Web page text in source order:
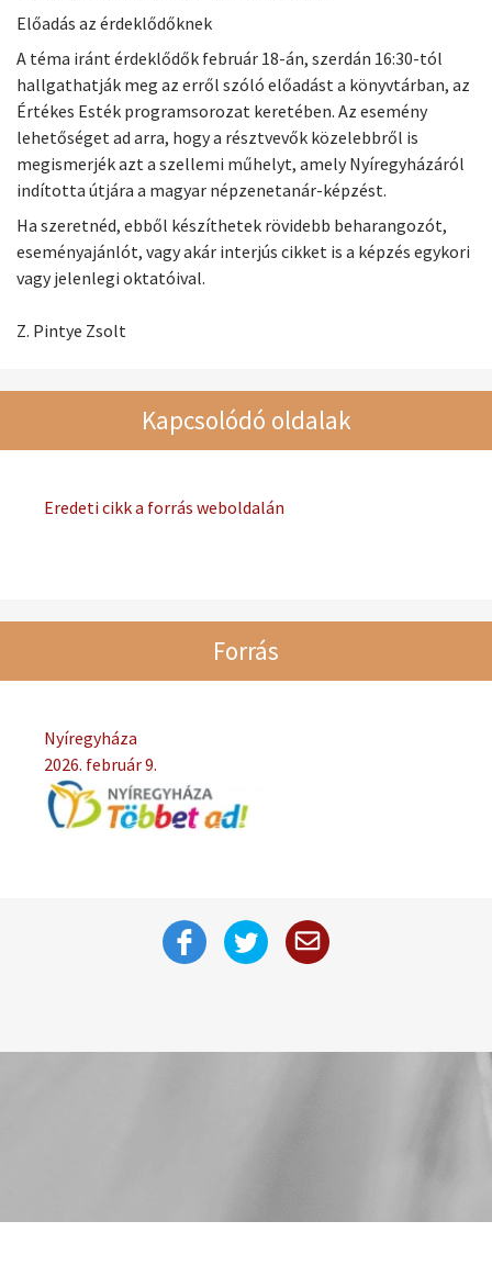
Előadás az érdeklődőknek
A téma iránt érdeklődők február 18-án, szerdán 16:30-tól
hallgathatják meg az erről szóló előadást a könyvtárban, az
Értékes Esték programsorozat keretében. Az esemény
lehetőséget ad arra, hogy a résztvevők közelebbről is
megismerjék azt a szellemi műhelyt, amely Nyíregyházáról
indította útjára a magyar népzenetanár-képzést.
Ha szeretnéd, ebből készíthetek rövidebb beharangozót,
eseményajánlót, vagy akár interjús cikket is a képzés egykori
vagy jelenlegi oktatóival.
Z. Pintye Zsolt
Kapcsolódó oldalak
Eredeti cikk a forrás weboldalán
Forrás
Nyíregyháza
2026. február 9.